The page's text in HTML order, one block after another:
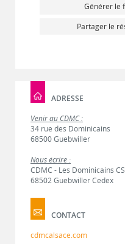
Générer le
Partager le
ADRESSE
Venir au CDMC :
34 rue des Dominicains
68500 Guebwiller
Nous écrire :
CDMC - Les Dominicains
68502 Guebwiller Cedex
CONTACT
cdmcalsace.com